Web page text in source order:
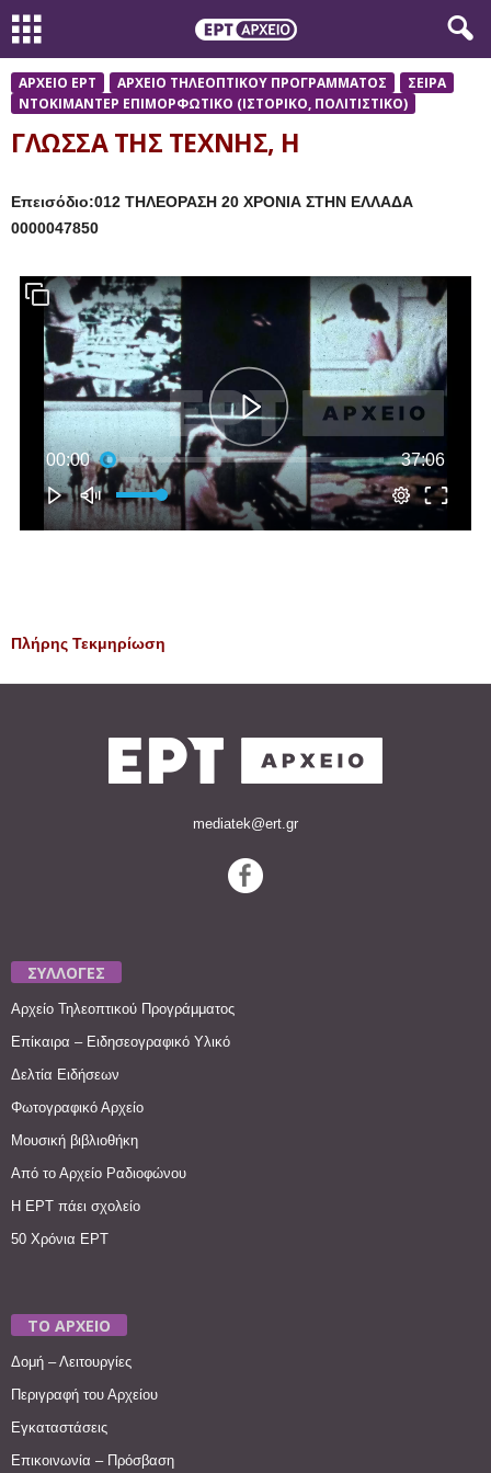
ΑΡΧΕΙΟ ΕΡΤ ΑΡΧΕΙΟ ΤΗΛΕΟΠΤΙΚΟΥ ΠΡΟΓΡΑΜΜΑΤΟΣ
ΣΕΙΡΑ
ΝΤΟΚΙΜΑΝΤΕΡ ΕΠΙΜΟΡΦΩΤΙΚΟ (ΙΣΤΟΡΙΚΟ, ΠΟΛΙΤΙΣΤΙΚΟ)
ΓΛΩΣΣΑ ΤΗΣ ΤΕΧΝΗΣ, Η
Επεισόδιο:012 ΤΗΛΕΟΡΑΣΗ 20 ΧΡΟΝΙΑ ΣΤΗΝ ΕΛΛΑΔΑ
0000047850
Πλήρης Τεκμηρίωση
mediatek@ert.gr
ΣΥΛΛΟΓΕΣ
Αρχείο Τηλεοπτικού Προγράμματος
Επίκαιρα – Ειδησεογραφικό Υλικό
Δελτία Ειδήσεων
Φωτογραφικό Αρχείο
Μουσική βιβλιοθήκη
Από το Αρχείο Ραδιοφώνου
Η ΕΡΤ πάει σχολείο
50 Χρόνια ΕΡΤ
ΤΟ ΑΡΧΕΙΟ
Δομή – Λειτουργίες
Περιγραφή του Αρχείου
Εγκαταστάσεις
Επικοινωνία – Πρόσβαση